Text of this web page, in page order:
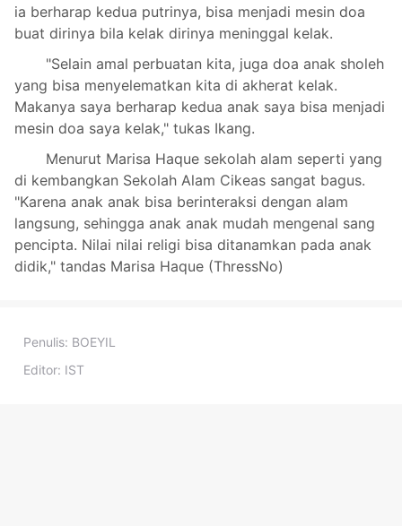
ia berharap kedua putrinya, bisa menjadi mesin doa
buat dirinya bila kelak dirinya meninggal kelak.
"Selain amal perbuatan kita, juga doa anak sholeh
yang bisa menyelematkan kita di akherat kelak.
Makanya saya berharap kedua anak saya bisa menjadi
mesin doa saya kelak," tukas Ikang.
Menurut Marisa Haque sekolah alam seperti yang
di kembangkan Sekolah Alam Cikeas sangat bagus.
"Karena anak anak bisa berinteraksi dengan alam
langsung, sehingga anak anak mudah mengenal sang
pencipta. Nilai nilai religi bisa ditanamkan pada anak
didik," tandas Marisa Haque (ThressNo)
Penulis: BOEYIL
Editor: IST